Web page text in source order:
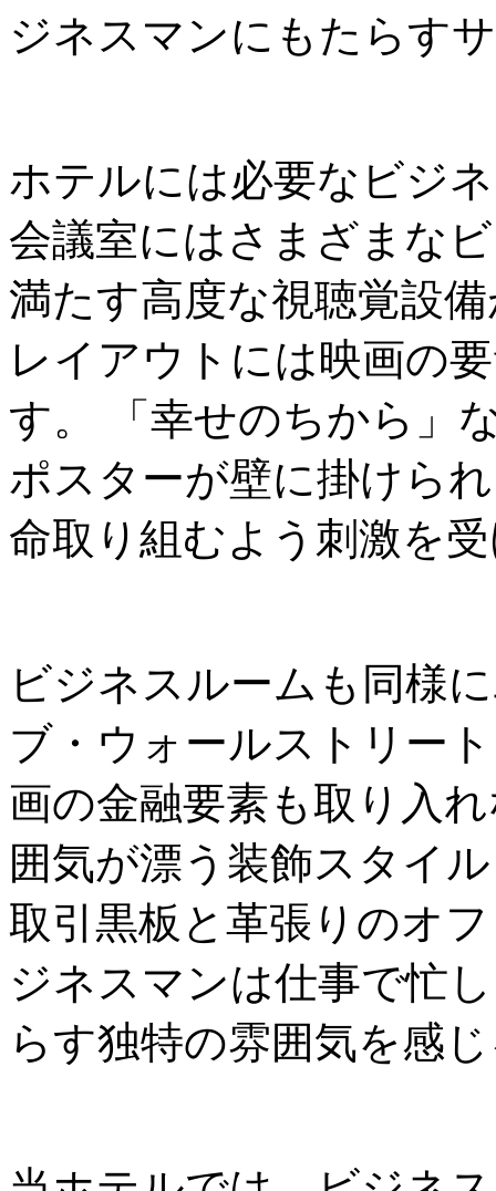
ジネスマンにもたらす
ホテルには必要なビジ
会議室にはさまざまな
満たす高度な視聴覚設
レイアウトには映画の
す。 「幸せのちから」
ポスターが壁に掛けら
命取り組むよう刺激を
ビジネスルームも同様
ブ・ウォールストリー
画の金融要素も取り入
囲気が漂う装飾スタイ
取引黒板と革張りのオ
ジネスマンは仕事で忙
らす独特の雰囲気を感